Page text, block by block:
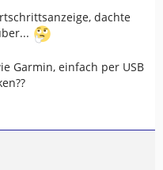
dachte
Garmin, einfach per USB